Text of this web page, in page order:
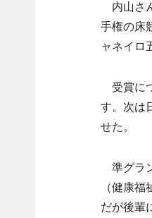
内山さ
手権の床
ャネイロ
受賞に
す。次は
せた。
準グラ
（健康
だが後輩